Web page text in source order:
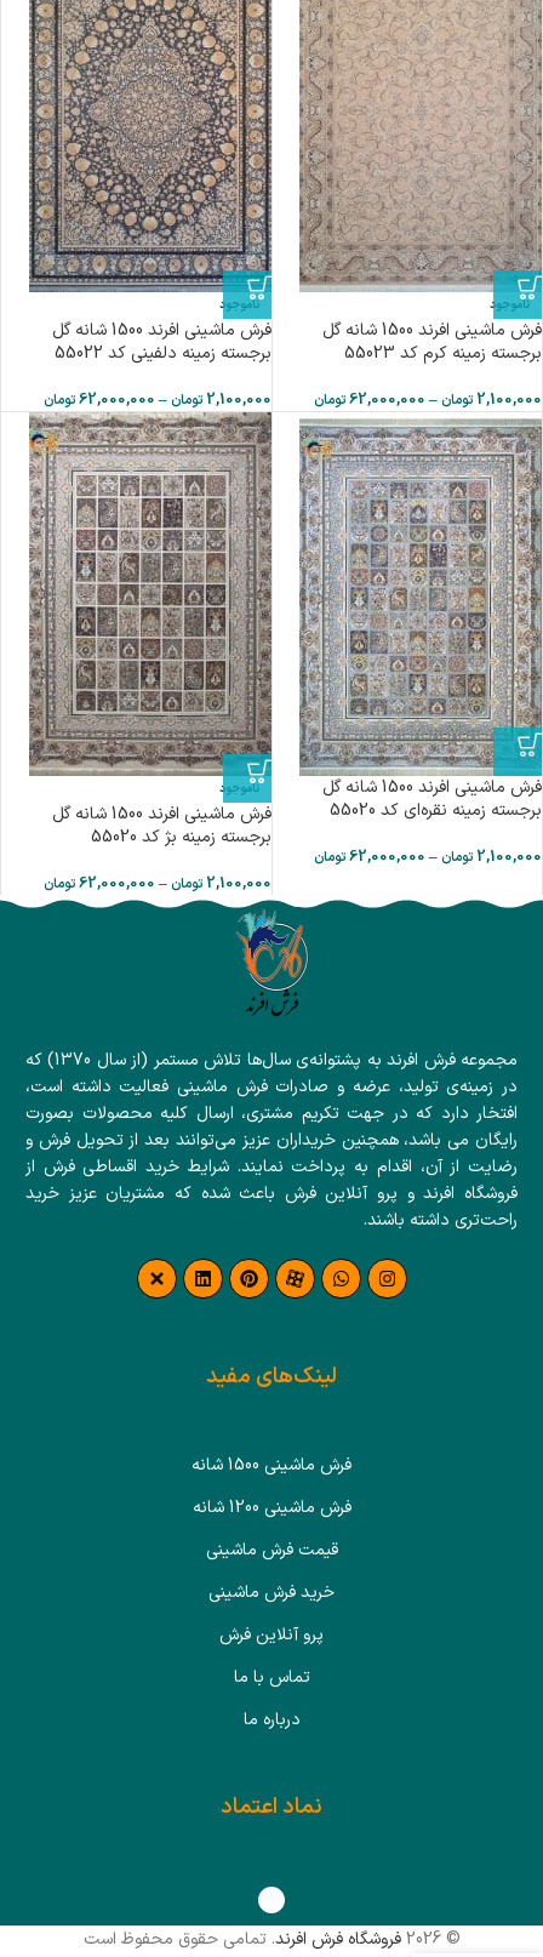
ناموجود
فرش ماشینی افرند 1500 شانه گل
برجسته زمینه کرم کد 55023
2,100,000 تومان–
62,000,000تومان
ناموجود
فرش ماشینی افرند 1500 شانه گل
برجسته زمینه دلفینی کد 55022
2,100,000 تومان –
62,000,000 تومان
فرش ماشینی افرند 1500 شانه گل
برجسته زمینه نقره‌ای کد 55020
2,100,000 تومان–
62,000,000تومان
ناموجود
فرش ماشینی افرند 1500 شانه گل
برجسته زمینه بژ کد 55020
2,100,000 تومان –
62,000,000 تومان
مجموعه فرش افرند به پشتوانه‌ی سال‌ها تلاش مستمر (از سال 1370) که
در زمینه‌ی تولید، عرضه و صادرات فرش ماشینی فعالیت داشته است،
افتخار دارد که در جهت تکریم مشتری، ارسال کلیه محصولات بصورت
رایگان می باشد، همچنین خریداران عزیز می‌توانند بعد از تحویل فرش و
رضایت از آن، اقدام به پرداخت نمایند. شرایط خرید اقساطی فرش از
فروشگاه افرند و پرو آنلاین فرش باعث شده که مشتریان عزیز خرید
راحت‌تری داشته باشند.
لینک‌های مفید
فرش ماشینی 1500 شانه
فرش ماشینی 1200 شانه
قیمت فرش ماشینی
خرید فرش ماشینی
پرو آنلاین فرش
تماس با ما
درباره ما
نماد اعتماد
© 2026 فروشگاه فرش افرند. تمامی حقوق محفوظ است